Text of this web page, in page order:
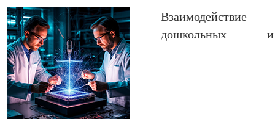
Взаимодействие
дошкольных и